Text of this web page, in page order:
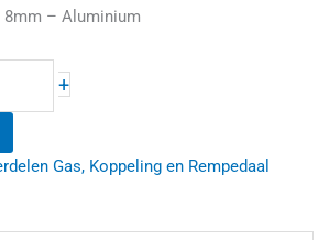
– Aluminium
+
Gas, Koppeling en Rempedaal